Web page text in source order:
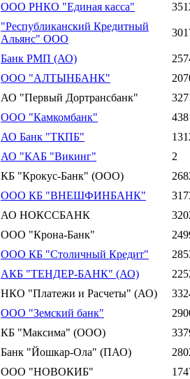
ООО РНКО "Единая касса"
"Республиканский Кредитный
Альянс" ООО
Банк РМП (АО)
ООО "АЛТЫНБАНК"
АО "Первый Дортрансбанк"
ООО "Камкомбанк"
438
АО Банк "ТКПБ"
АО "КАБ "Викинг"
2
КБ "Крокус-Банк" (ООО)
ООО КБ "ВНЕШФИНБАНК"
АО НОКССБАНК
ООО "Крона-Банк"
ООО КБ "Столичный Кредит"
АКБ "ТЕНДЕР-БАНК" (АО)
НКО "Платежи и Расчеты" (АО)
ООО "Земский банк"
КБ "Максима" (ООО)
Банк "Йошкар-Ола" (ПАО)
ООО "НОВОКИБ"